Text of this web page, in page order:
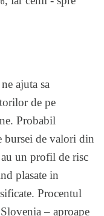
ajuta sa
de pe
Probabil
bursei de valori din
un profil de risc
plasate in
Procentul
– aproape